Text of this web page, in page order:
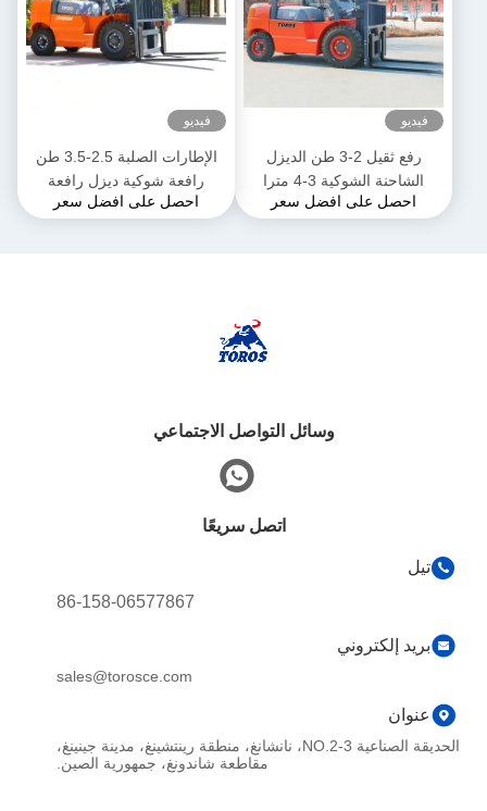
فيديو
رفع ثقيل 2-3 طن الديزل
الشاحنة الشوكية 3-4 مترا
الطول العام
احصل على افضل سعر
فيديو
الإطارات الصلبة 2.5-3.5 طن
رافعة شوكية ديزل رافعة
شوكية ثقيلة للمستودع
احصل على افضل سعر
وسائل التواصل الاجتماعي
اتصل سريعًا
تيل
86-158-06577867
بريد إلكتروني
sales@torosce.com
عنوان
الحديقة الصناعية NO.2-3، نانشانغ، منطقة رينتشينغ، مدينة جينينغ،
مقاطعة شاندونغ، جمهورية الصين.